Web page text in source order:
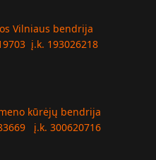
Vilniaus bendrija
į.k. 193026218
kūrėjų bendrija
į.k. 300620716